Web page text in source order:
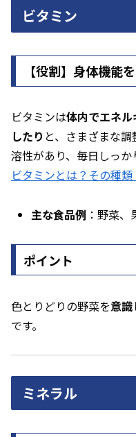
ビタミン
【役割】身体機能
ビタミンは体内でエネ
したり と、さまざまな
溶性があり、毎日しっか
ビタミンとは？その種
主な食品例 ：野菜
ポイント
色とりどりの野菜を意
です。
ミネラル